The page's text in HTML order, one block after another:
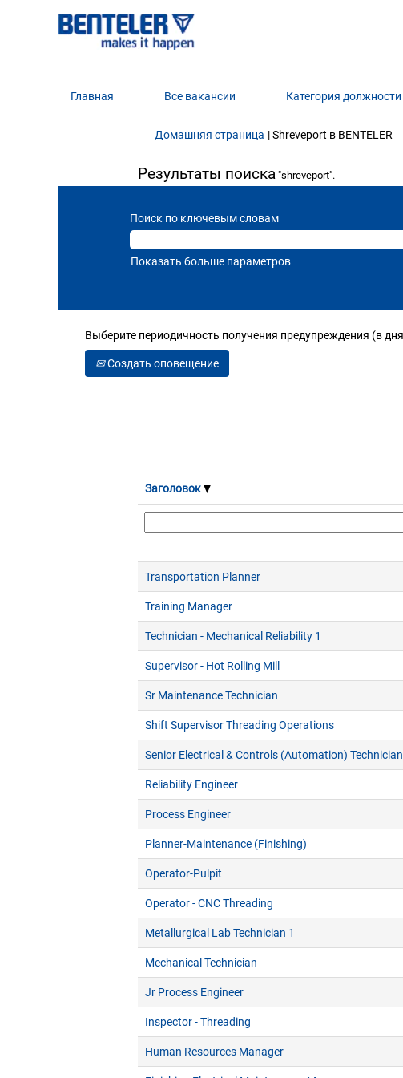
Главная Все вакансии Категория должности
Домашняя страница |Shreveport в BENTELER
Результаты поиска "shreveport".
Поиск по ключевым словам
Показать больше параметров
Выберите периодичность получения предупреждения (в
Создать оповещение
Заголовок
Transportation Planner
Training Manager
Technician - Mechanical Reliability 1
Supervisor - Hot Rolling Mill
Sr Maintenance Technician
Shift Supervisor Threading Operations
Senior Electrical & Controls (Automation) Technician
Reliability Engineer
Process Engineer
Planner-Maintenance (Finishing)
Operator-Pulpit
Operator - CNC Threading
Metallurgical Lab Technician 1
Mechanical Technician
Jr Process Engineer
Inspector - Threading
Human Resources Manager